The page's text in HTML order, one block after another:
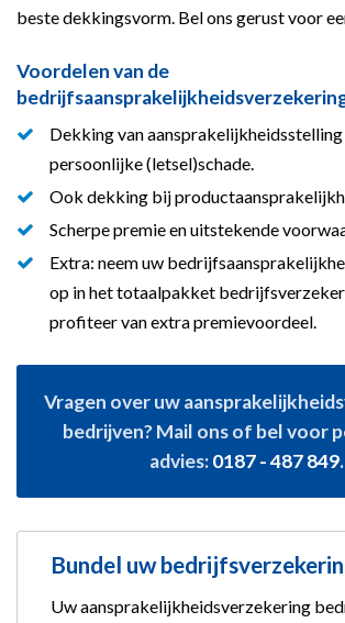
beste dekkingsvorm. Bel ons gerust voor
Voordelen van de
Dekking van
persoonlijke (letsel)schade.
Ook dekking bij
Scherpe premie en uitstekende
Extra: neem uw
op in het totaalpakket
profiteer van extra premievoordeel.
Vragen over uw
bedrijven? Mail ons of bel voor
advies:0187 - 487 849.
Bundel uw
Uw aansprakelijkheidsverzekering